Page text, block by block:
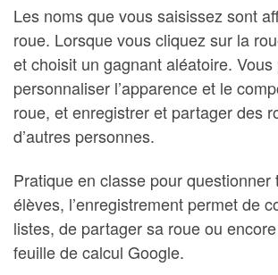
Les noms que vous saisissez sont
roue. Lorsque vous cliquez sur la
et choisit un gagnant aléatoire. Vous
personnaliser l’apparence et le
roue, et enregistrer et partager des
d’autres personnes.
Pratique en classe pour questionner
élèves, l’enregistrement permet de
listes, de partager sa roue ou
feuille de calcul Google.